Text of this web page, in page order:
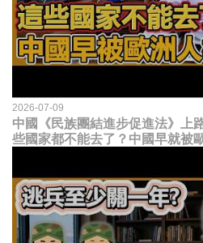
2026-07-09
中國《民族團結進步促進法》上
些國家都不能去了？中國早就被